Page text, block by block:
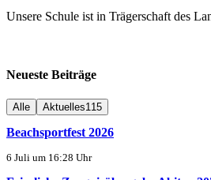
Unsere Schule ist in Trägerschaft des
Neueste Beiträge
Alle Aktuelles115
Beachsportfest 2026
6 Juli um 16:28 Uhr